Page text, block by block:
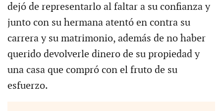
dejó de representarlo al faltar a su confianza y
junto con su hermana atentó en contra su
carrera y su matrimonio, además de no haber
querido devolverle dinero de su propiedad y
una casa que compró con el fruto de su
esfuerzo.